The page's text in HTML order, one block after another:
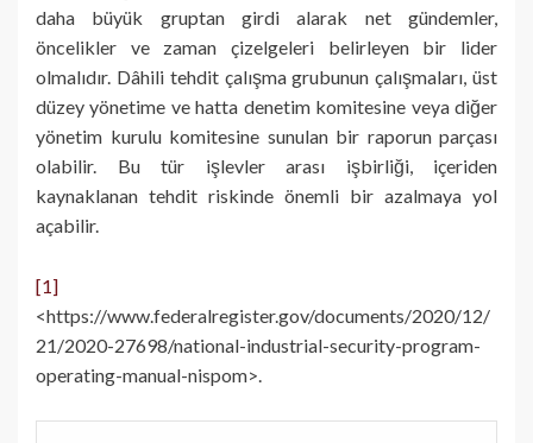
daha büyük gruptan girdi alarak net gündemler,
öncelikler ve zaman çizelgeleri belirleyen bir lider
olmalıdır. Dâhili tehdit çalışma grubunun çalışmaları, üst
düzey yönetime ve hatta denetim komitesine veya diğer
yönetim kurulu komitesine sunulan bir raporun parçası
olabilir. Bu tür işlevler arası işbirliği, içeriden
kaynaklanan tehdit riskinde önemli bir azalmaya yol
açabilir.
[1]
<https://www.federalregister.gov/documents/2020/12/
21/2020-27698/national-industrial-security-program-
operating-manual-nispom>.